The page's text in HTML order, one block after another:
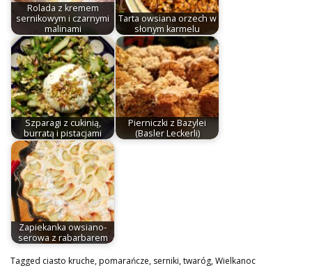
Rolada z kremem
sernikowym i czarnymi
malinami
Tarta owsiana orzech w
słonym karmelu
Szparagi z cukinią,
burratą i pistacjami
Pierniczki z Bazylei
(Basler Leckerli)
Zapiekanka owsiano-
serowa z rabarbarem
Tagged ciasto kruche,pomarańcze, serniki,twaróg,Wielkanoc